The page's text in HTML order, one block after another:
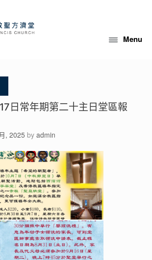
Menu
日常年期第二十主日堂區報
, 2025 by admin